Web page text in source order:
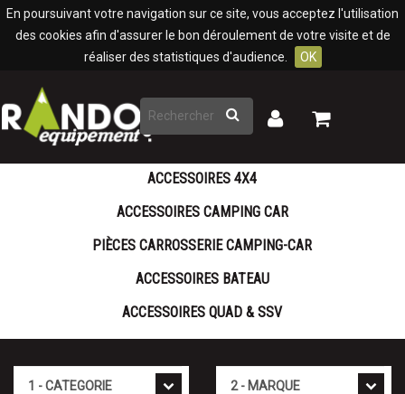
En poursuivant votre navigation sur ce site, vous acceptez l'utilisation
des cookies afin d'assurer le bon déroulement de votre visite et de
réaliser des statistiques d'audience.
OK
Rechercher
Mon
Mon
ACCESSOIRES 4X4
ACCESSOIRES CAMPING CAR
PIÈCES CARROSSERIE CAMPING-CAR
ACCESSOIRES BATEAU
ACCESSOIRES QUAD & SSV
Panneau de gestion des cookies